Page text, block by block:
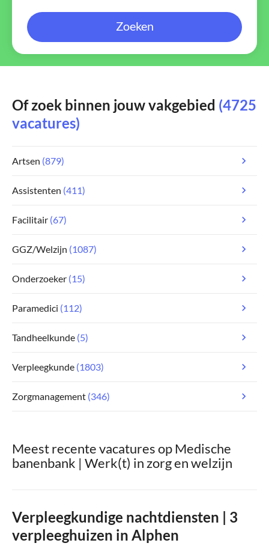
Zoeken
Of zoek binnen jouw vakgebied (4725
vacatures)
Artsen (879)
Assistenten (411)
Facilitair (67)
GGZ/Welzijn (1087)
Onderzoeker (15)
Paramedici (112)
Tandheelkunde (5)
Verpleegkunde (1803)
Zorgmanagement (346)
Meest recente vacatures op Medische
banenbank | Werk(t) in zorg en welzijn
Verpleegkundige nachtdiensten | 3
verpleeghuizen in Alphen